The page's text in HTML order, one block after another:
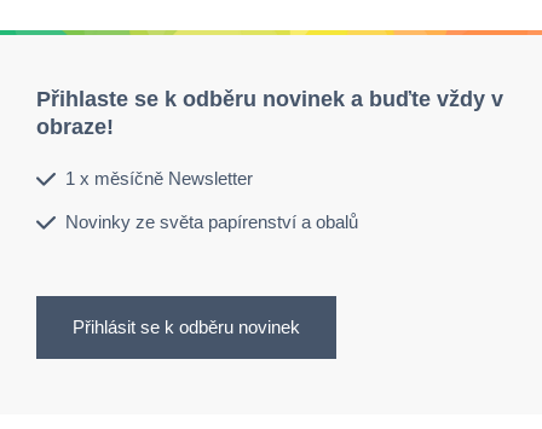
Přihlaste se k odběru novinek a buďte vždy v
obraze!
1 x měsíčně Newsletter
Novinky ze světa papírenství a obalů
Přihlásit se k odběru novinek